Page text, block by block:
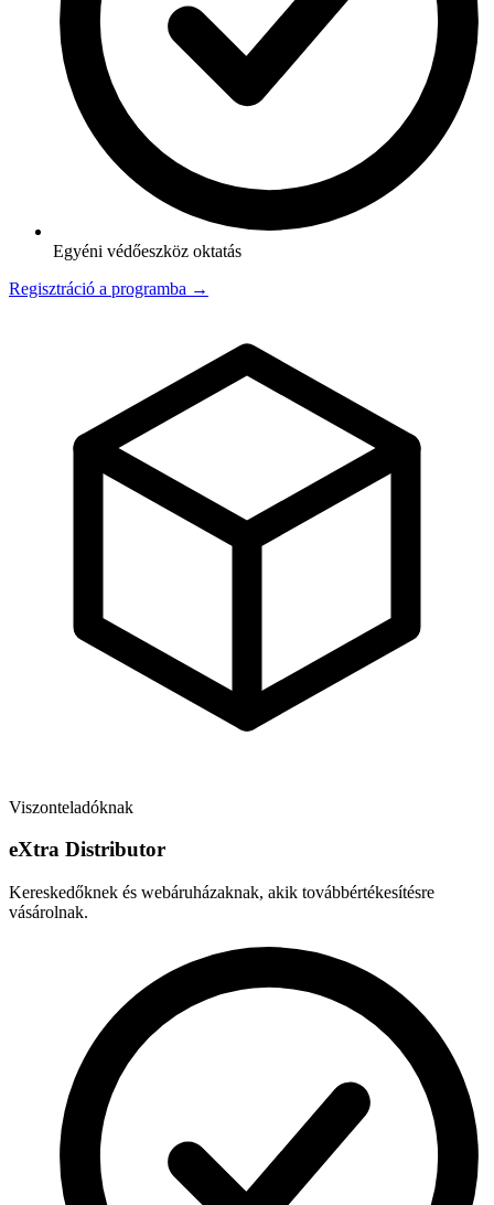
Egyéni védőeszköz oktatás
Regisztráció a programba →
Viszonteladóknak
eXtra Distributor
Kereskedőknek és webáruházaknak, akik továbbértékesítésre
vásárolnak.